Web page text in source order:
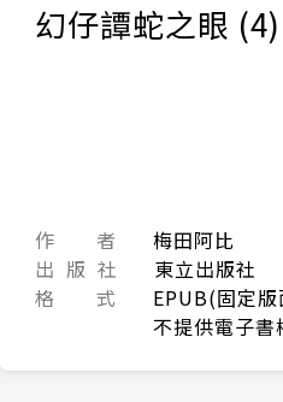
幻仔譚蛇之眼 (4)
作 者
梅田阿比
出 版 社
東立出版社
格 式
EPUB(固定版
不提供電子書